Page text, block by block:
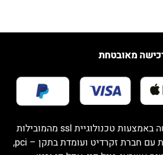
מאובטחת
אתרינו מאובטח לרכישה באמצעות טכנולוגיית ssl מהמובילות
בעולם. הסליקה מתבצעת עם חברת זקרדיט ועומדת בתקן – pci,